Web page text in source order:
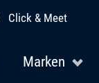
Click & Meet
Marken